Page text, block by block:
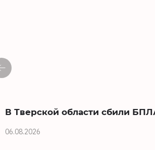
В Тверской области сбили
06.08.2026